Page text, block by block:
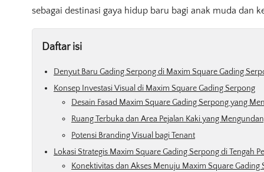
sebagai destinasi gaya hidup baru bagi anak muda dan
Daftar isi
Denyut Baru Gading Serpong di Maxim Square Gading
Konsep Investasi Visual di Maxim Square Gading Serpong
Desain Fasad Maxim Square Gading Serpong yang
Ruang Terbuka dan Area Pejalan Kaki yang
Potensi Branding Visual bagi Tenant
Lokasi Strategis Maxim Square Gading Serpong di Tengah
Konektivitas dan Akses Menuju Maxim Square Gading